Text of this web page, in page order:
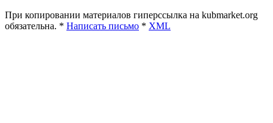
При копировании материалов гиперссылка на kubmarket.org
обязательна. * Написать письмо * XML